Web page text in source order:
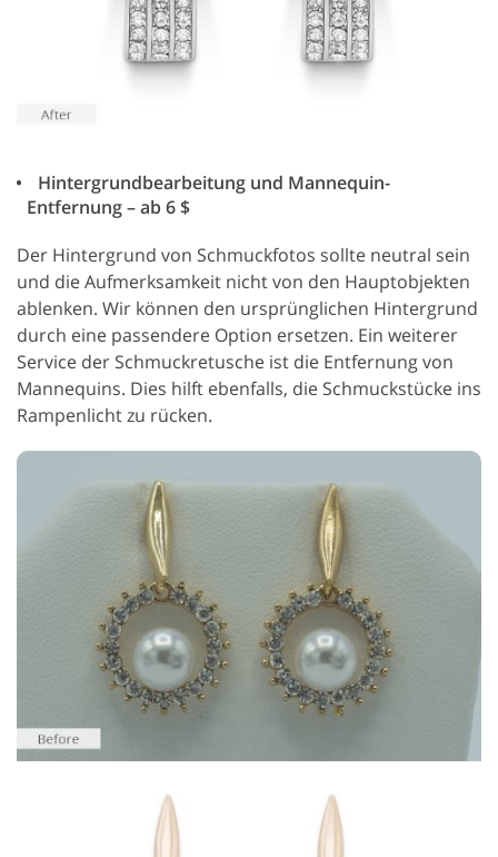
Hintergrundbearbeitung und Mannequin-
Entfernung – ab 6 $
Der Hintergrund von Schmuckfotos sollte neutral sein
und die Aufmerksamkeit nicht von den Hauptobjekten
ablenken. Wir können den ursprünglichen Hintergrund
durch eine passendere Option ersetzen. Ein weiterer
Service der Schmuckretusche ist die Entfernung von
Mannequins. Dies hilft ebenfalls, die Schmuckstücke ins
Rampenlicht zu rücken.